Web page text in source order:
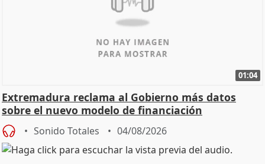
01:04
Extremadura reclama al Gobierno más datos
sobre el nuevo modelo de financiación
Sonido Totales 04/08/2026